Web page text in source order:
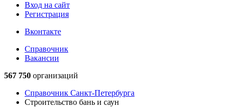
Вход на сайт
Регистрация
Вконтакте
Справочник
Вакансии
567 750 организаций
Справочник Санкт-Петербурга
Строительство бань и саун